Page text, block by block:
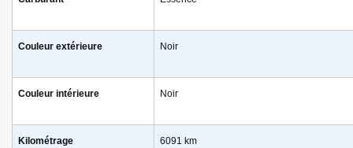
Couleur extérieure Noir
Couleur intérieure Noir
Kilométrage 6091 km